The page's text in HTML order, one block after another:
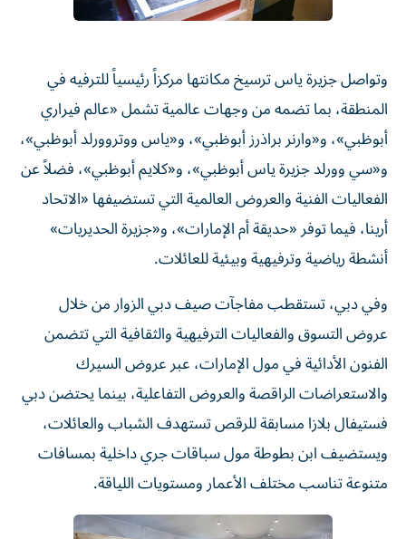
وتواصل جزيرة ياس ترسيخ مكانتها مركزاً رئيسياً للترفيه في
المنطقة، بما تضمه من وجهات عالمية تشمل «عالم فيراري
أبوظبي»، و«وارنر براذرز أبوظبي»، و«ياس ووتروورلد أبوظبي»،
و«سي وورلد جزيرة ياس أبوظبي»، و«كلايم أبوظبي»، فضلاً عن
الفعاليات الفنية والعروض العالمية التي تستضيفها «الاتحاد
أرينا، فيما توفر «حديقة أم الإمارات»، و«جزيرة الحديريات»
أنشطة رياضية وترفيهية وبيئية للعائلات.
وفي دبي، تستقطب مفاجآت صيف دبي الزوار من خلال
عروض التسوق والفعاليات الترفيهية والثقافية التي تتضمن
الفنون الأدائية في مول الإمارات، عبر عروض السيرك
والاستعراضات الراقصة والعروض التفاعلية، بينما يحتضن دبي
فستيفال بلازا مسابقة للرقص تستهدف الشباب والعائلات،
ويستضيف ابن بطوطة مول سباقات جري داخلية بمسافات
متنوعة تناسب مختلف الأعمار ومستويات اللياقة.